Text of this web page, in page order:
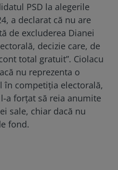
PSD la alegerile
a declarat că nu are
de excluderea Dianei
decizie care, de
total gratuit”. Ciolacu
nu reprezenta o
în competiția electorală,
a forțat să reia anumite
sale, chiar dacă nu
fond.